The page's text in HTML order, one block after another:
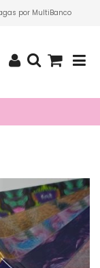
por MultiBanco